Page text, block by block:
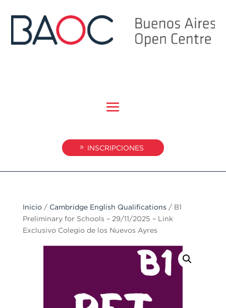
INSCRIPCIONES
Inicio/ Cambridge English Qualifications / B1
Preliminary for Schools – 29/11/2025 – Link
Exclusivo Colegio de los Nuevos Ayres